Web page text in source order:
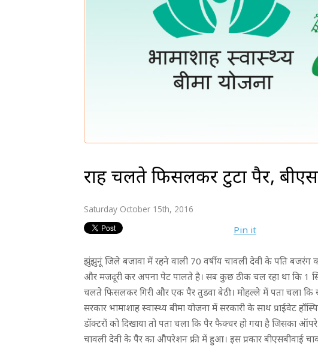
राह चलते फिसलकर टुटा पैर,
Saturday October 15th, 2016
Pin it
झुंझुनूं जिले बजावा में रहने वाली 70 वर्षीय चावली देवी के पति बजरंग
और मजदूरी कर अपना पेट पालते है। सब कुछ ठीक चल रहा था कि 1
चलते फिसलकर गिरी और एक पैर तुडवा बेठी। मोहल्ले में पता चला कि
सरकार भामाशाह स्वास्थ्य बीमा योजना में सरकारी के साथ प्राईवेट
डॉक्टरों को दिखाया तो पता चला कि पैर फैक्चर हो गया है जिसका
चावली देवी के पैर का औपरेशन फ्री में हुआ। इस प्रकार बीएसबीवाई